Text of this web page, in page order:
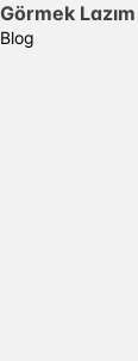
Görmek Lazım
Blog